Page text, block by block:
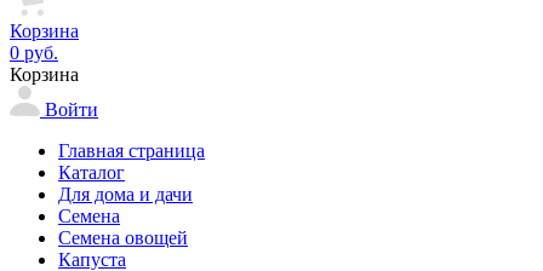
Корзина
0 руб.
Корзина
Войти
Главная страница
Каталог
Для дома и дачи
Семена
Семена овощей
Капуста